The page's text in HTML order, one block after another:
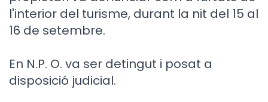
l'interior del turisme, durant la nit del 15 al
16 de setembre.
En N.P. O. va ser detingut i posat a
disposició judicial.